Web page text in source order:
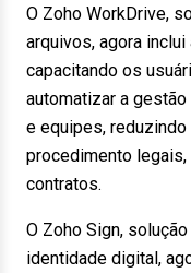
O Zoho WorkDrive,
arquivos, agora
capacitando os
automatizar a
e equipes,
procedimento
contratos.
O Zoho Sign,
identidade digital,